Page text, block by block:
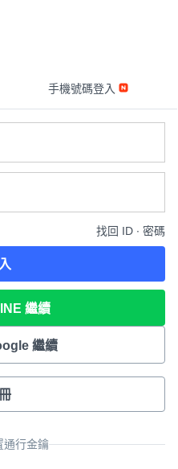
手機號碼登入
找回 ID ∙ 密碼
繼續
繼續
通行金鑰